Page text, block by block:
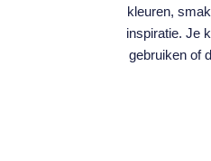
kleuren,
inspiratie. Je
gebruiken of